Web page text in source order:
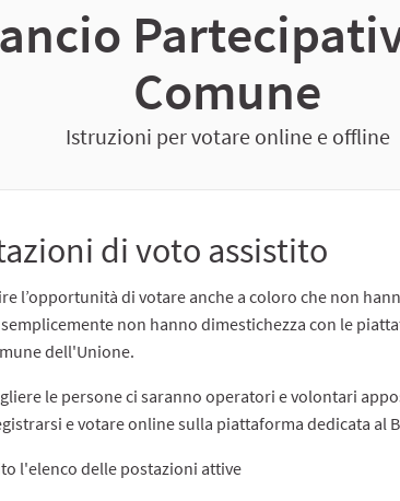
Comune
Istruzioni per votare online e offline
di voto assistito
l’opportunità di votare anche a coloro che non
non hanno dimestichezza con le
dell'Unione.
le persone ci saranno operatori e volontari
e votare online sulla piattaforma dedicata al
l'elenco delle postazioni attive